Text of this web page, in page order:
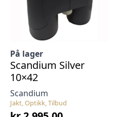
produktsiden
Jakt, Optikk, Tilbud
Scandium
På lager
Scandium Silver
10×42